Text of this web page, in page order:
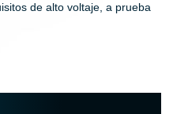
de alto voltaje, a prueba